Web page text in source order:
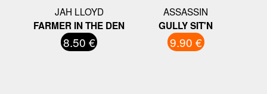
JAH LLOYD
FARMER IN THE DEN
8.50 €
ASSASSIN
GULLY SIT'N
9.90 €